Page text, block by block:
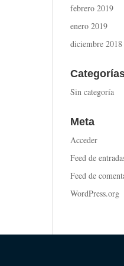
febrero 2019
enero 2019
diciembre 2018
Sin categoría
Meta
Acceder
Feed de
Feed de
WordPress.org